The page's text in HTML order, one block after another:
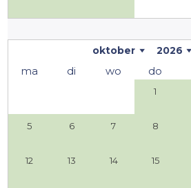
oktober 2026
ma di wo do
1
5 6 7 8
12 13 14 15